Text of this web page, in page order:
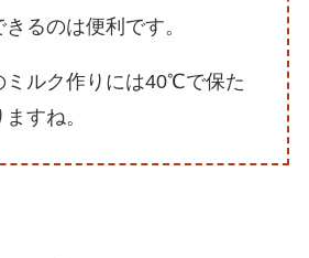
るのは便利です。
ミルク作りには40℃で保た
すね。